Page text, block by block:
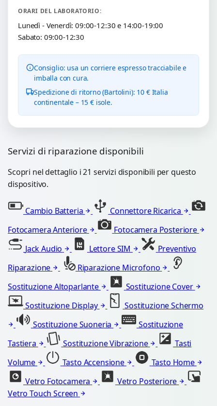
ORARI DEL LABORATORIO:
Lunedì - Venerdì: 09:00-12:30 e 14:00-19:00
Sabato: 09:00-12:30
Consiglio: usa un corriere espresso tracciabile e
imballa con cura.
Spedizione di ritorno (Bartolini): 10 € Italia
continentale – 15 € isole.
Servizi di riparazione disponibili
Scopri nel dettaglio i 21 servizi disponibili per questo
dispositivo.
Cambio Batteria
Connettore Ricarica
Fotocamera Anteriore
Fotocamera Posteriore
Jack Audio
Lettore SIM
Preventivo
Riparazione
Riparazione Microfono
Sostituzione Altoparlante
Sostituzione Cover
Sostituzione Display
Sostituzione Schermo
Sostituzione Suoneria
Sostituzione
Tastiera
Sostituzione Vibrazione
Tasti
Volume
Tasto Accensione
Tasto Home
Vetro Fotocamera
Vetro Posteriore
Vetro Touch Screen